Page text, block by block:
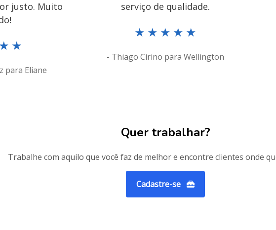
justo. Muito
★ ★
para Eliane
serviço de qualidade.
★ ★ ★ ★ ★
- Thiago Cirino para Wellington
Quer trabalhar?
Trabalhe com aquilo que você faz de melhor e encontre clientes onde
Cadastre-se